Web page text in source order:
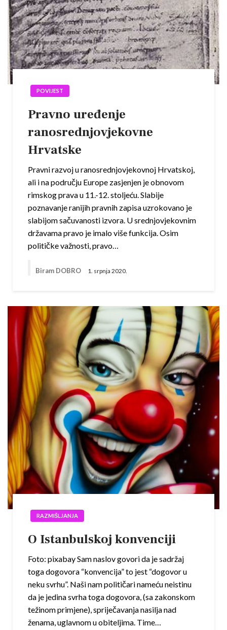
POVIJEST
Pravno uređenje
ranosrednjovjekovne
Hrvatske
Pravni razvoj u ranosrednjovjekovnoj Hrvatskoj,
ali i na području Europe zasjenjen je obnovom
rimskog prava u 11.-12. stoljeću. Slabije
poznavanje ranijih pravnih zapisa uzrokovano je
slabijom sačuvanosti izvora. U srednjovjekovnim
državama pravo je imalo više funkcija. Osim
političke važnosti, pravo…
Biram DOBRO 1. srpnja 2020.
RAZMIŠLJANJA
O Istanbulskoj konvenciji
Foto: pixabay Sam naslov govori da je sadržaj
toga dogovora “konvencija” to jest “dogovor u
neku svrhu”. Naši nam političari nameću neistinu
da je jedina svrha toga dogovora, (sa zakonskom
težinom primjene), spriječavanja nasilja nad
ženama, uglavnom u obiteljima. Time…